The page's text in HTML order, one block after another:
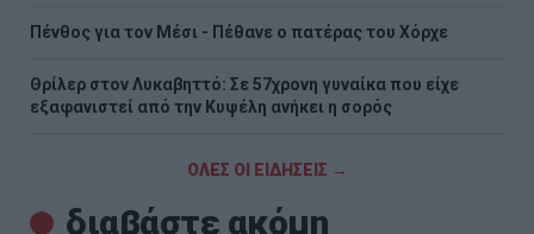
Πένθος για τον Μέσι - Πέθανε ο πατέρας του Χόρχε
Θρίλερ στον Λυκαβηττό: Σε 57χρονη γυναίκα που είχε
εξαφανιστεί από την Κυψέλη ανήκει η σορός
ΟΛΕΣ ΟΙ ΕΙΔΗΣΕΙΣ →
διαβάστε ακόμη